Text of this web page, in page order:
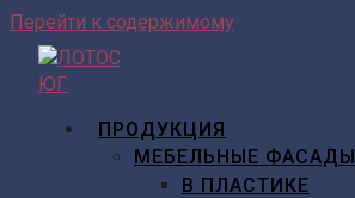
Перейти к содержимому
ПРОДУКЦИЯ
МЕБЕЛЬНЫЕ ФАСАДЫ
В ПЛАСТИКЕ